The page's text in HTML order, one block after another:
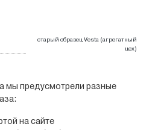
старый образец Vesta (агрегатный
цех)
мы предусмотрели разные
на сайте